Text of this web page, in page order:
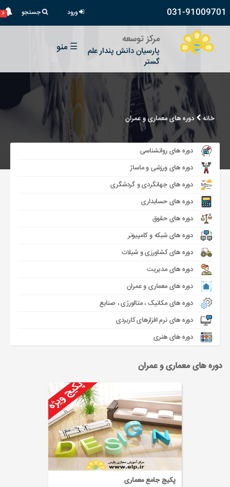
031-91009701 ورود جستجو ۶
مرکز توسعه
پارسیان دانش پندار علم
گستر
☰ منو
خانه دوره های معماری و عمران
دوره های روانشناسی
دوره های ورزشی و ماساژ
دوره های جهانگردی و گردشگری
دوره های حسابداری
دوره های حقوق
دوره های شبکه و کامپیوتر
دوره های کشاورزی و شیلات
دوره های مدیریت
دوره های معماری و عمران
دوره های مکانیک ، متالورژی ، صنایع
دوره های نرم افزارهای کاربردی
دوره های هنری
دوره های معماری و عمران
پکیج جامع معماری